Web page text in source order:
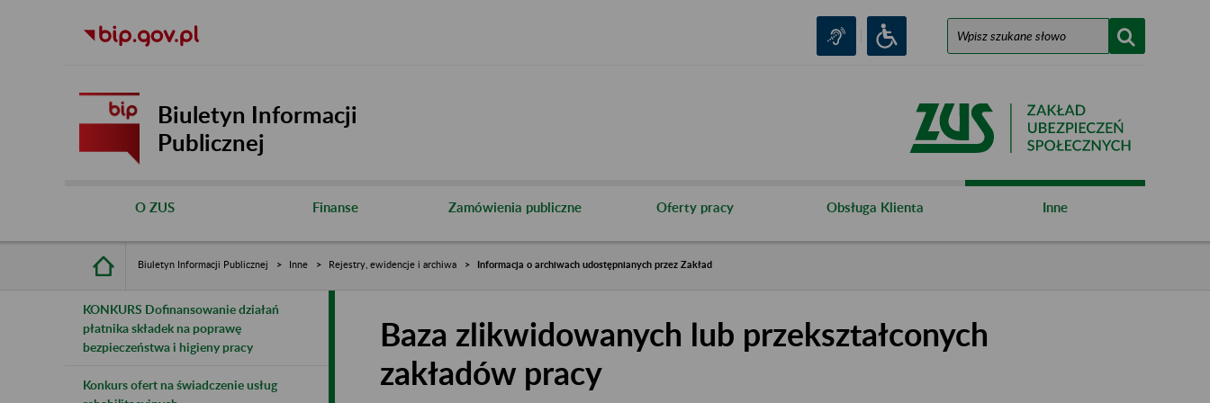
Biuletyn Informacji
Publicznej
O ZUS Finanse Zamówienia publiczne Oferty pracy Obsługa Klienta Inne
Biuletyn Informacji Publicznej Inne Rejestry, ewidencje i archiwa Informacja o archiwach udostępnianych przez Zakład
KONKURS Dofinansowanie działań
płatnika składek na poprawę
bezpieczeństwa i higieny pracy
Konkurs ofert na świadczenie usług
Baza zlikwidowanych lub przekształconych
zakładów pracy